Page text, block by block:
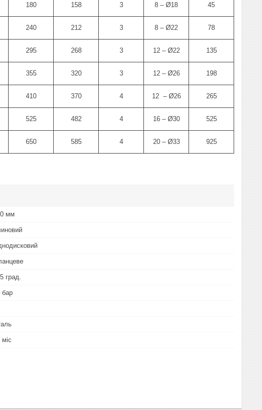
180 158 3 8 – Ø18 45
240 212 3 8 – Ø22 78
295 268 3 12 – Ø22 135
355 320 3 12 – Ø26 198
410 370 4 12 – Ø26 265
525 482 4 16 – Ø30 525
650 585 4 20 – Ø33 925
мм
град.
бар
міс